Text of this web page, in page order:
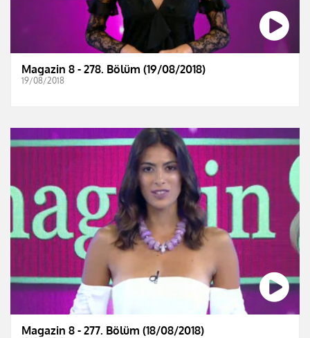
Magazin 8 - 278. Bölüm (19/08/2018)
19/08/2018
Magazin 8 - 277. Bölüm (18/08/2018)